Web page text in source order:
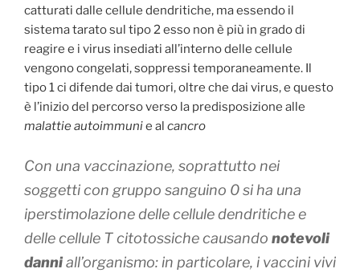
catturati dalle cellule dendritiche, ma essendo il
sistema tarato sul tipo 2 esso non è più in grado di
reagire e i virus insediati all’interno delle cellule
vengono congelati, soppressi temporaneamente. Il
tipo 1 ci difende dai tumori, oltre che dai virus, e questo
è l’inizio del percorso verso la predisposizione alle
malattie autoimmunie al cancro
Con una vaccinazione, soprattutto nei
soggetti con gruppo sanguino 0 si ha una
iperstimolazione delle cellule dendritiche e
delle cellule T citotossichecausando notevoli
danniall’organismo: in particolare, i vaccini vivi